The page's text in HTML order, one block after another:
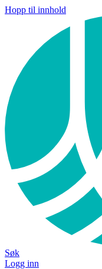
Hopp til innhold
Søk
Logg inn